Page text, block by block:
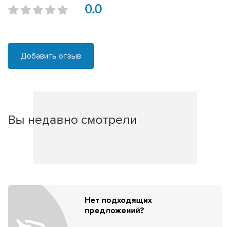
0.0
Добавить отзыв
Вы недавно смотрели
Нет подходящих
предложений?